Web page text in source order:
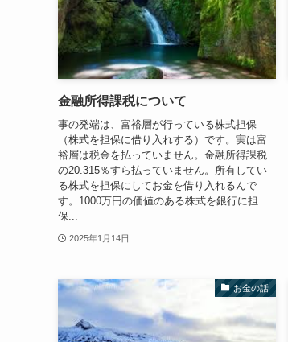
金融所得課税について
事の発端は、富裕層が行っている株式担保
（株式を担保に借り入れする）です。実は富
裕層は税金を払っていません。金融所得課税
の20.315％すら払っていません。所有してい
る株式を担保にしてお金を借り入れるんで
す。1000万円の価値のある株式を銀行に担
保...
2025年1月14日
お金の話